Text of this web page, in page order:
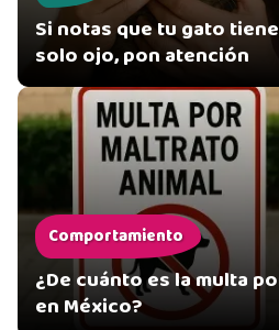
Si notas que tu gato
solo ojo, pon atención
Comportamiento
¿De cuánto es la multa
en México?